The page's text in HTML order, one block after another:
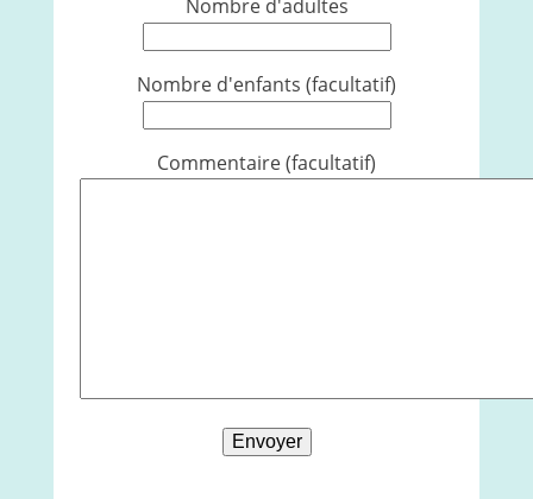
Nombre d'adultes
Nombre d'enfants (facultatif)
Commentaire (facultatif)